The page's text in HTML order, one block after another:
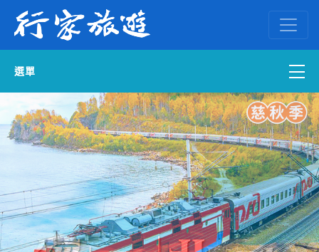
選單
國內外訂房
自組一團
中南部出發
國內旅遊